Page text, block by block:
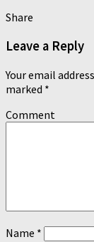
Share
Leave a Reply
Your email
marked *
Comment
Name *